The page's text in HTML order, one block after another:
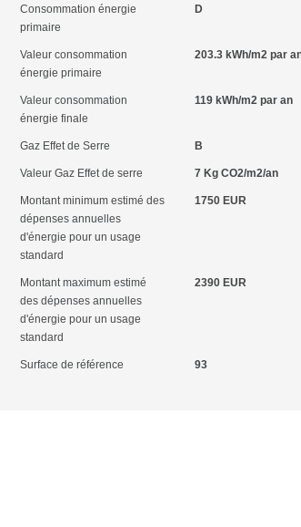
Consommation énergie
primaire
D
Valeur consommation
énergie primaire
203.3 kWh/m2 par
Valeur consommation
énergie finale
119 kWh/m2 par an
Gaz Effet de Serre B
Valeur Gaz Effet de serre 7 Kg CO2/m2/an
Montant minimum estimé des
dépenses annuelles
d'énergie pour un usage
standard
1750 EUR
Montant maximum estimé
des dépenses annuelles
d'énergie pour un usage
standard
2390 EUR
Surface de référence 93